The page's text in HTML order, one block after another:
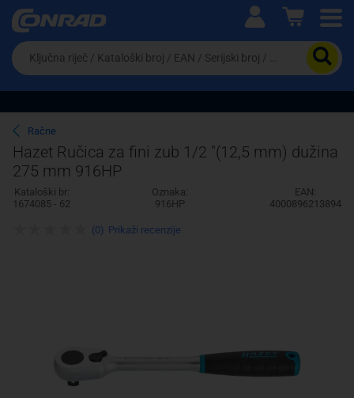
Ova postavka prilagođava asortiman proizvoda i
cijene vašim potrebama.
Pravno lice
Da
biste
potražili
proizvod,
unesite
ključnu
riječ,
kataloški
broj,
EAN
ili
Račne
Hazet Ručica za fini zub 1/2 "(12,5 mm) dužina
275 mm 916HP
Kataloški br:
1674085 - 62
Oznaka:
916HP
EAN:
4000896213894
(0) Prikaži recenzije